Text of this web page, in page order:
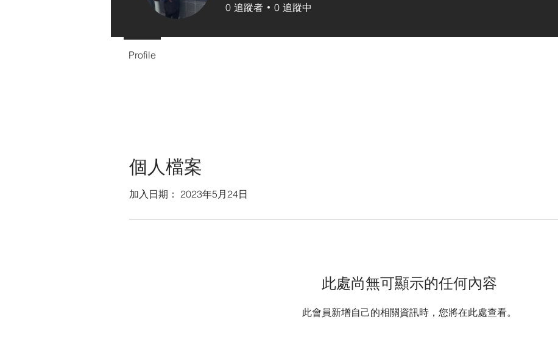
個人檔案
加入日期： 2023年5月24日
此處尚無可顯示的任何內容
此會員新增自己的相關資訊時，您將在此處查看。
0 追蹤者 0 追蹤中
Profile